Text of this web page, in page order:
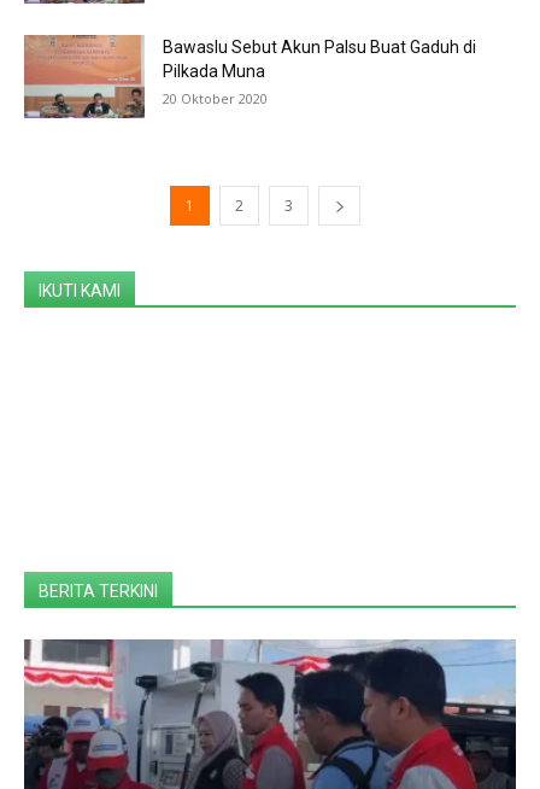
Bawaslu Sebut Akun Palsu Buat Gaduh di
Pilkada Muna
20 Oktober 2020
1 2 3
IKUTI KAMI
BERITA TERKINI